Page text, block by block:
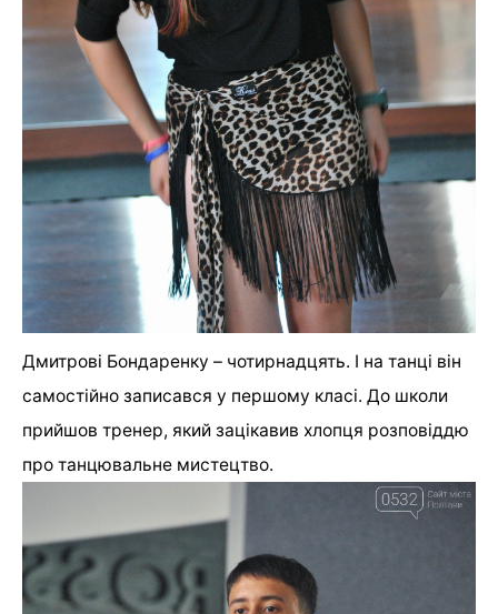
Дмитрові Бондаренку – чотирнадцять. І на танці він
самостійно записався у першому класі. До школи
прийшов тренер, який зацікавив хлопця розповіддю
про танцювальне мистецтво.